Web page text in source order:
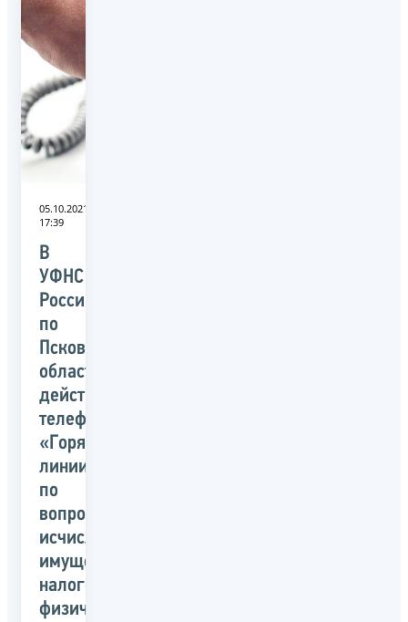
05.10.2021
17:39
В
УФНС
России
по
Псковской
области
действуют
телефоны
«Горячей
линии»
по
вопросам
исчисления
имущественных
налогов
физическим